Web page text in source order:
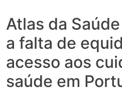
Atlas da
a falta de
acesso aos
saúde em